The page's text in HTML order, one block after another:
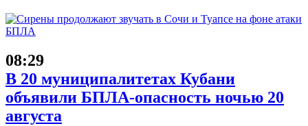
08:29
В 20 муниципалитетах Кубани
объявили БПЛА-опасность ночью 20
августа